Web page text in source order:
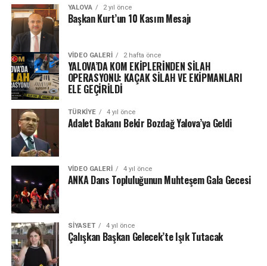
YALOVA 2 yıl önce
Başkan Kurt’un 10 Kasım Mesajı
VIDEO GALERI 2 hafta önce
YALOVA’DA KOM EKİPLERİNDEN SİLAH
OPERASYONU: KAÇAK SİLAH VE EKİPMANLARI
ELE GEÇİRİLDİ
TÜRKIYE 4 yıl önce
Adalet Bakanı Bekir Bozdağ Yalova’ya Geldi
VIDEO GALERI 4 yıl önce
ANKA Dans Topluluğunun Muhteşem Gala Gecesi
SIYASET 4 yıl önce
Çalışkan Başkan Gelecek’te Işık Tutacak